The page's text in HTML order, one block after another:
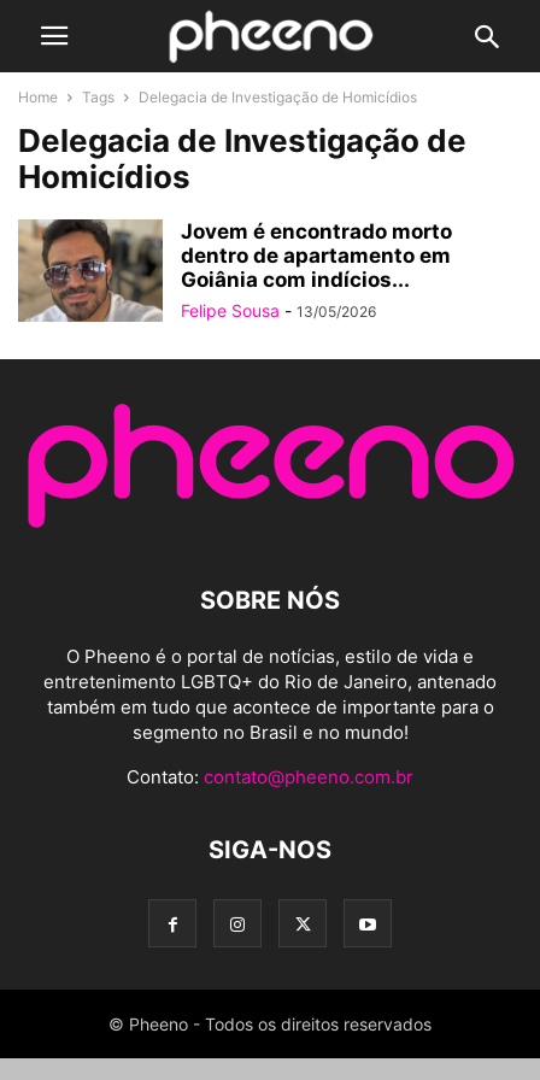
Home Tags Delegacia de Investigação de Homicídios
Delegacia de Investigação de
Homicídios
Jovem é encontrado morto
dentro de apartamento em
Goiânia com indícios...
Felipe Sousa - 13/05/2026
SOBRE NÓS
O Pheeno é o portal de notícias, estilo de vida e
entretenimento LGBTQ+ do Rio de Janeiro, antenado
também em tudo que acontece de importante para o
segmento no Brasil e no mundo!
Contato: contato@pheeno.com.br
SIGA-NOS
© Pheeno - Todos os direitos reservados